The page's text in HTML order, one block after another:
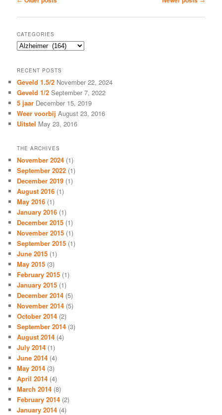
CATEGORIES
Categories
RECENT POSTS
Geveld 1.5/2 November 22, 2024
Geveld 1/2 September 7, 2022
5 jaar December 15, 2019
Weer voorbij August 23, 2016
Uitstel May 23, 2016
THE ARCHIVES
November 2024 (1)
September 2022 (1)
December 2019 (1)
August 2016 (1)
May 2016 (1)
January 2016 (1)
December 2015 (1)
November 2015 (1)
September 2015 (1)
June 2015 (1)
May 2015 (3)
February 2015 (1)
January 2015 (1)
December 2014 (5)
November 2014 (5)
October 2014 (2)
September 2014 (3)
August 2014 (4)
July 2014 (1)
June 2014 (4)
May 2014 (3)
April 2014 (4)
March 2014 (8)
February 2014 (2)
January 2014 (4)